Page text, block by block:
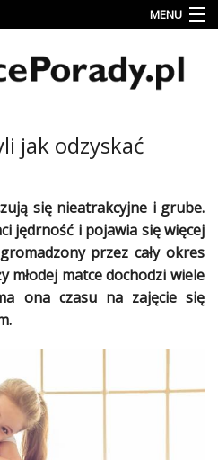
MENU
jak odzyskać
się nieatrakcyjne i grube.
jędrność i pojawia się więcej
przez cały okres
młodej matce dochodzi wiele
ona czasu na zajęcie się
.